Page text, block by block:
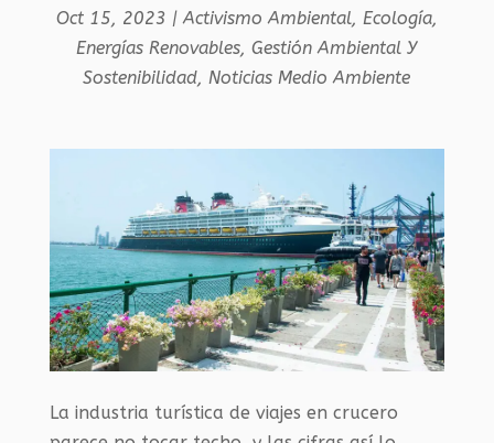
Oct 15, 2023 |Activismo Ambiental, Ecología,
Energías Renovables,Gestión Ambiental Y
Sostenibilidad,Noticias Medio Ambiente
La industria turística de viajes en crucero